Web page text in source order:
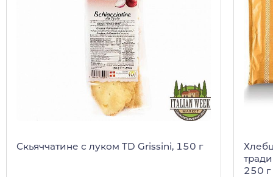
Скьяччатине с луком TD Grissini, 150 г
250 г